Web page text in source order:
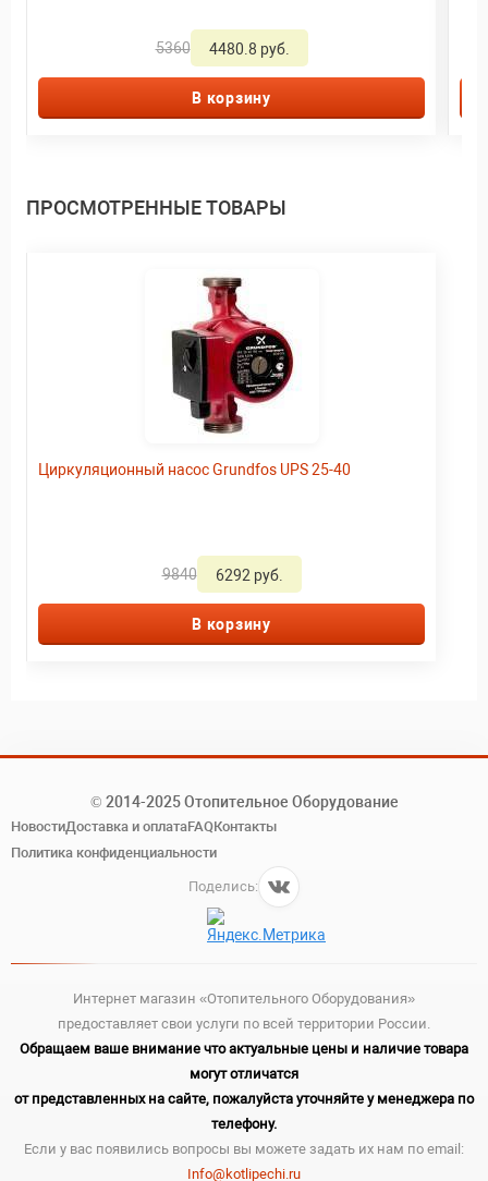
5360 4480.8 руб.
В корзину
ПРОСМОТРЕННЫЕ ТОВАРЫ
Циркуляционный насос Grundfos UPS 25-40
9840 6292 руб.
В корзину
© 2014-2025 Отопительное Оборудование
НовостиДоставка и оплатаFAQКонтакты
Политика конфиденциальности
Поделись:
Интернет магазин «Отопительного Оборудования»
предоставляет свои услуги по всей территории России.
Обращаем ваше внимание что актуальные цены и наличие товара
могут отличатся
от представленных на сайте, пожалуйста уточняйте у менеджера по
телефону.
Если у вас появились вопросы вы можете задать их нам по email:
Info@kotlipechi.ru